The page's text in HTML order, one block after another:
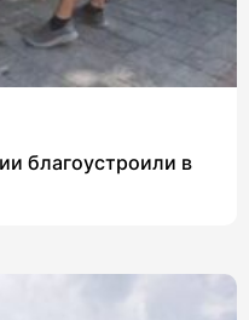
благоустроили в